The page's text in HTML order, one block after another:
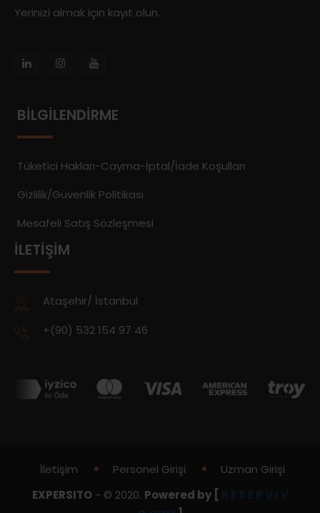
Yerinizi almak için kayıt olun.
BILGILENDIRME
Tüketici Hakları-Cayma-İptal/İade Koşulları
Gizlilik/Güvenlik Politikası
Mesafeli Satış Sözleşmesi
İLETIŞIM
Ataşehir/ İstanbul
+(90) 532 154 97 46
İletişim Personel Girişi
Uzman Girişi
EXPERSITO- © 2020. Powered by [